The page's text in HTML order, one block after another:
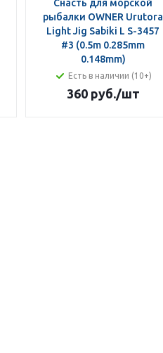
Снасть для морской
рыбалки OWNER Urutora
Light Jig Sabiki L S-3457
#3 (0.5m 0.285mm
0.148mm)
Есть в наличии (10+)
360 руб./шт